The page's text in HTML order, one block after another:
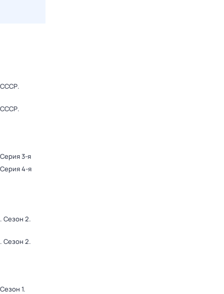
СССР.
СССР.
3-я
4-я
. Сезон 2.
. Сезон 2.
1.